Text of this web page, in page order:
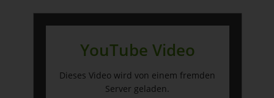
YouTube Video
Dieses Video wird von einem fremden
Server geladen.